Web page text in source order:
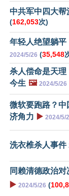
中共军中四大
(162,053次)
年轻人绝望躺平
2024/5/26 (35,548
杀人偿命是天
今生 🖼️ 2024/5/26
微软要跑路？
济角力 ▶️ 2024/5/
洗衣椎杀人事件
同赖清德政治
▶️ 2024/5/26 (